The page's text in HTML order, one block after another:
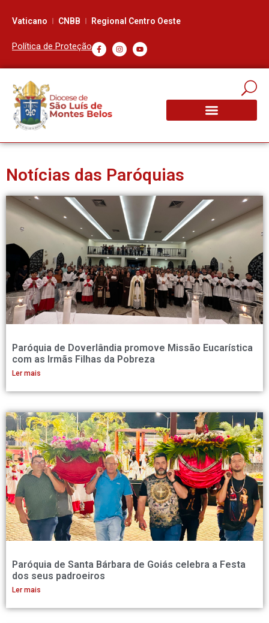
Vaticano CNBB Regional Centro Oeste
Política de Proteção
Notícias das Paróquias
Paróquia de Doverlândia promove Missão Eucarística
com as Irmãs Filhas da Pobreza
Ler mais
Paróquia de Santa Bárbara de Goiás celebra a Festa
dos seus padroeiros
Ler mais